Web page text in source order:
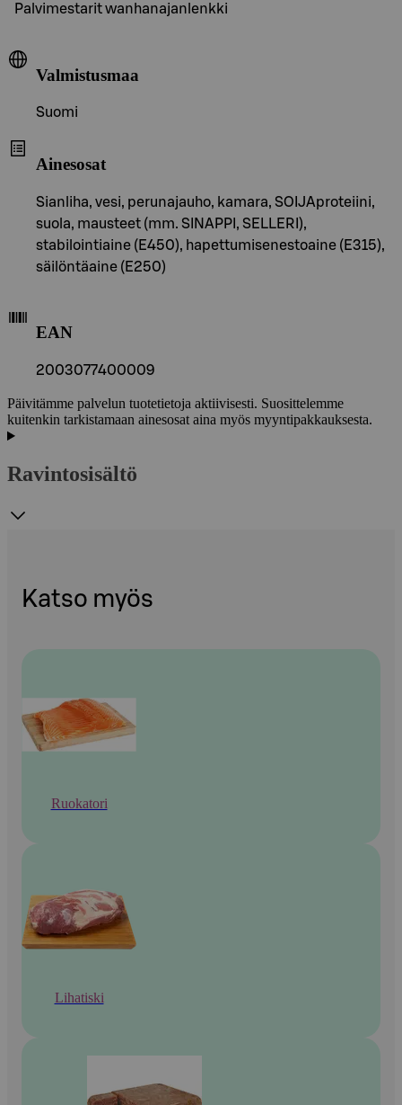
Palvimestarit wanhanajanlenkki
Valmistusmaa
Suomi
Ainesosat
Sianliha, vesi, perunajauho, kamara, SOIJAproteiini,
suola, mausteet (mm. SINAPPI, SELLERI),
stabilointiaine (E450), hapettumisenestoaine (E315),
säilöntäaine (E250)
EAN
2003077400009
Päivitämme palvelun tuotetietoja aktiivisesti. Suosittelemme
kuitenkin tarkistamaan ainesosat aina myös myyntipakkauksesta.
Ravintosisältö
Katso myös
Ruokatori
Lihatiski